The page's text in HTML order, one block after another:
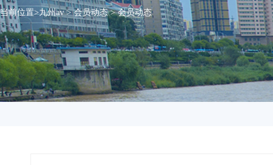
当前位置>九州av>会员动态>会员动态